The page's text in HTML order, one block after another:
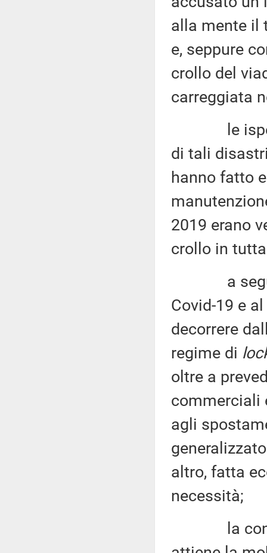
alla mente il
e, seppure
crollo del
carreggiata
le
di tali
hanno fatto
2019 erano
crollo in
a seguito
Covid-19 e
decorrere
regime di
oltre a
commerciali
agli
altro, fatta
necessità;
la